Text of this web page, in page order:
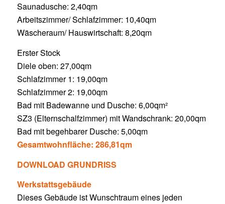
Saunadusche: 2,40qm
Arbeitszimmer/ Schlafzimmer: 10,40qm
Wäscheraum/ Hauswirtschaft: 8,20qm
Erster Stock
Diele oben: 27,00qm
Schlafzimmer 1: 19,00qm
Schlafzimmer 2: 19,00qm
Bad mit Badewanne und Dusche: 6,00qm²
SZ3 (Elternschalfzimmer) mit Wandschrank: 20,00qm
Bad mit begehbarer Dusche: 5,00qm
Gesamtwohnfläche: 286,81qm
DOWNLOAD GRUNDRISS
Werkstattsgebäude
Dieses Gebäude ist Wunschtraum eines jeden